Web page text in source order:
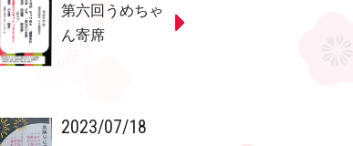
第六回うめちゃ
ん寄席
2023/07/18